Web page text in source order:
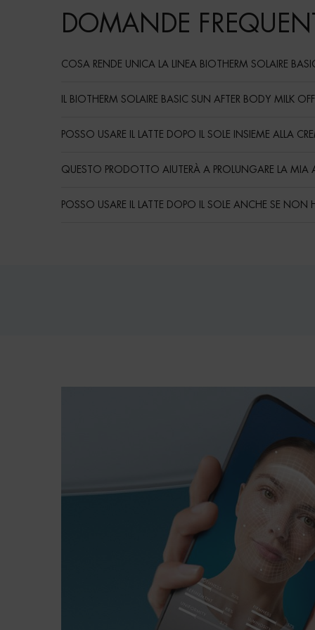
DOMANDE
COSA RENDE UNICA LA LINEA BIOTHERM SOLAIRE
IL BIOTHERM SOLAIRE BASIC SUN AFTER BODY MILK
POSSO USARE IL LATTE DOPO IL SOLE INSIEME ALLA
QUESTO PRODOTTO AIUTERÀ A PROLUNGARE LA MIA
POSSO USARE IL LATTE DOPO IL SOLE ANCHE SE NON